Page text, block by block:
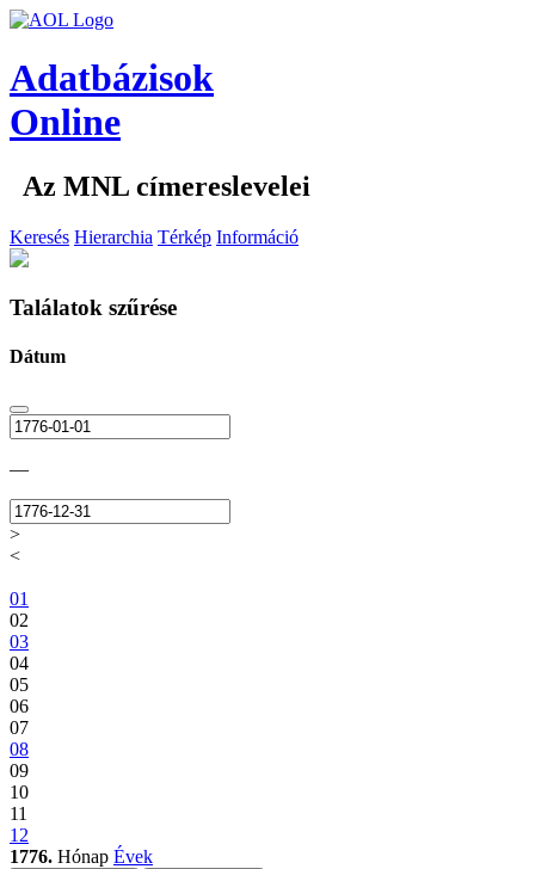
Adatbázisok
Online
Az MNL címereslevelei
Keresés Hierarchia Térkép Információ
Találatok szűrése
Dátum
—
>
<
01
02
03
04
05
06
07
08
09
10
11
12
1776. Hónap Évek